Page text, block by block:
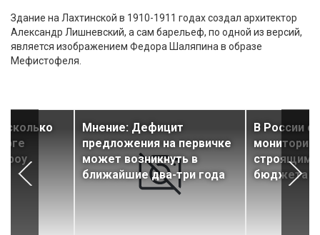
Здание на Лахтинской в 1910-1911 годах создал архитектор
Александр Лишневский, а сам барельеф, по одной из версий,
является изображением Федора Шаляпина в образе
Мефистофеля.
сколько
Мнение: Дефицит
предложения на первичке
может возникнуть в
ближайшие два-три года
В России
бюджета